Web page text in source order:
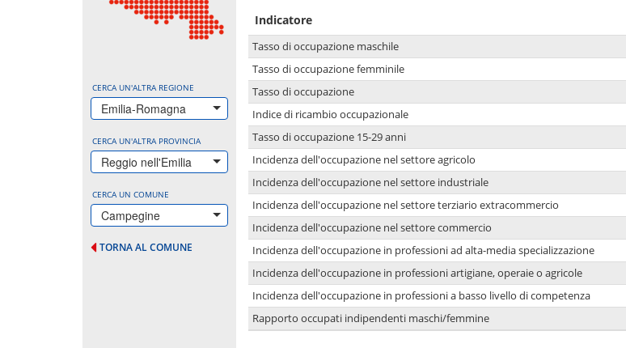
CERCA UN'ALTRA REGIONE
Emilia-Romagna
CERCA UN'ALTRA PROVINCIA
Reggio nell'Emilia
CERCA UN COMUNE
Campegine
TORNA AL COMUNE
Indicatore
Tasso di occupazione maschile
Tasso di occupazione femminile
Tasso di occupazione
Indice di ricambio occupazionale
Tasso di occupazione 15-29 anni
Incidenza dell'occupazione nel settore agricolo
Incidenza dell'occupazione nel settore industriale
Incidenza dell'occupazione nel settore terziario extracommercio
Incidenza dell'occupazione nel settore commercio
Incidenza dell'occupazione in professioni ad alta-media specializzazione
Incidenza dell'occupazione in professioni artigiane, operaie o agricole
Incidenza dell'occupazione in professioni a basso livello di competenza
Rapporto occupati indipendenti maschi/femmine